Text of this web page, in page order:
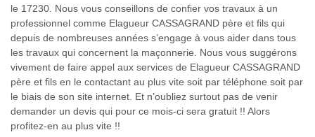
le 17230. Nous vous conseillons de confier vos travaux à un
professionnel comme Elagueur CASSAGRAND père et fils qui
depuis de nombreuses années s’engage à vous aider dans tous
les travaux qui concernent la maçonnerie. Nous vous suggérons
vivement de faire appel aux services de Elagueur CASSAGRAND
père et fils en le contactant au plus vite soit par téléphone soit par
le biais de son site internet. Et n’oubliez surtout pas de venir
demander un devis qui pour ce mois-ci sera gratuit !! Alors
profitez-en au plus vite !!